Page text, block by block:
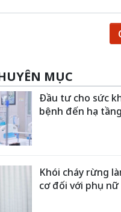
MỤC
Đầu tư cho sức
bệnh đến hạ
Khói cháy rừng
cơ đối với phụ